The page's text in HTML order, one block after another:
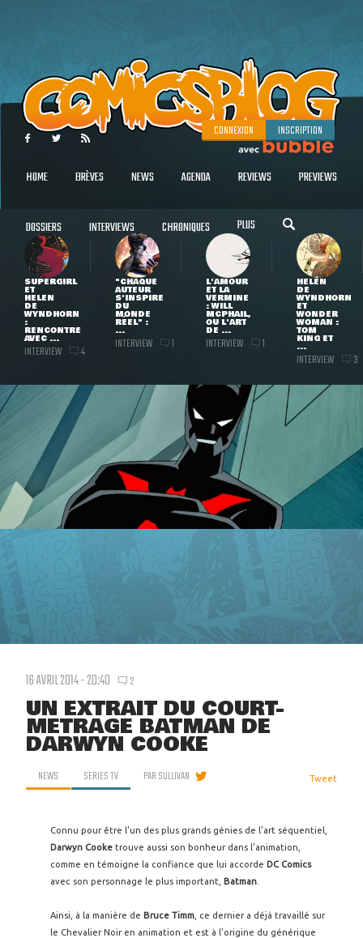
CONNEXION INSCRIPTION
HOME BRÈVES NEWS AGENDA REVIEWS PREVIEWS
DOSSIERS INTERVIEWS CHRONIQUES PLUS
SUPERGIRL
ET
HELEN
DE
WYNDHORN
:
RENCONTRE
AVEC ...
INTERVIEW 4
"CHAQUE
AUTEUR
S'INSPIRE
DU
MONDE
RÉEL" :
...
INTERVIEW 1
L'AMOUR
ET LA
VERMINE
: WILL
MCPHAIL,
OU L'ART
DE ...
INTERVIEW 1
HELEN
DE
WYNDHORN
ET
WONDER
WOMAN :
TOM
KING ET
...
INTERVIEW 3
16 AVRIL 2014 - 20:40 2
UN EXTRAIT DU COURT-
MÉTRAGE BATMAN DE
DARWYN COOKE
NEWS SERIES TV PARSULLIVAN Tweet
Connu pour être l'un des plus grands génies de l'art séquentiel,
Darwyn Cooke trouve aussi son bonheur dans l'animation,
comme en témoigne la confiance que lui accorde DC Comics
avec son personnage le plus important, Batman
Ainsi, à la manière de Bruce Timm , ce dernier a déjà travaillé sur
le Chevalier Noir en animation et est à l'origine du générique